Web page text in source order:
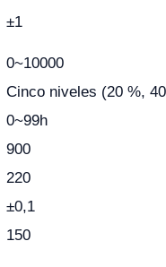
±1
0~10000
Cinco niveles (20 %,
0~99h
900
220
±0,1
150